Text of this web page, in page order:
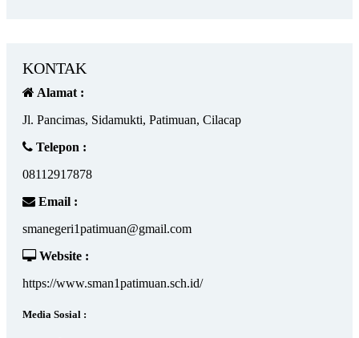
KONTAK
Alamat :
Jl. Pancimas, Sidamukti, Patimuan, Cilacap
Telepon :
08112917878
Email :
smanegeri1patimuan@gmail.com
Website :
https://www.sman1patimuan.sch.id/
Media Sosial :